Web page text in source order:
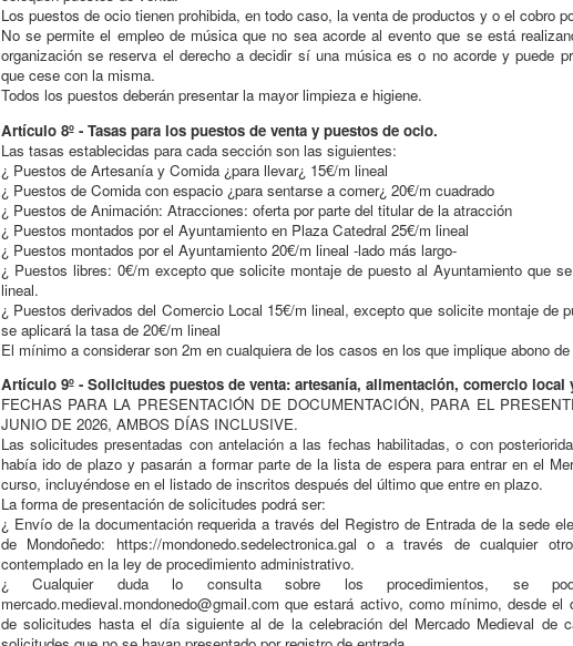
Los puestos de ocio tienen prohibida, en todo caso, la venta de productos y o el cobro
No se permite el empleo de música que no sea acorde al evento que se está
organización se reserva el derecho a decidir sí una música es o no acorde y puede
que cese con la misma.
Todos los puestos deberán presentar la mayor limpieza e higiene.
Artículo 8º - Tasas para los puestos de venta y puestos de ocio.
Las tasas establecidas para cada sección son las siguientes:
¿ Puestos de Artesanía y Comida ¿para llevar¿ 15€/m lineal
¿ Puestos de Comida con espacio ¿para sentarse a comer¿ 20€/m cuadrado
¿ Puestos de Animación: Atracciones: oferta por parte del titular de la atracción
¿ Puestos montados por el Ayuntamiento en Plaza Catedral 25€/m lineal
¿ Puestos montados por el Ayuntamiento 20€/m lineal -lado más largo-
¿ Puestos libres: 0€/m excepto que solicite montaje de puesto al Ayuntamiento que
lineal.
¿ Puestos derivados del Comercio Local 15€/m lineal, excepto que solicite montaje de
se aplicará la tasa de 20€/m lineal
El mínimo a considerar son 2m en cualquiera de los casos en los que implique abono
Artículo 9º - Solicitudes puestos de venta: artesanía, alimentación, comercio local
FECHAS PARA LA PRESENTACIÓN DE DOCUMENTACIÓN, PARA EL
JUNIO DE 2026, AMBOS DÍAS INCLUSIVE.
Las solicitudes presentadas con antelación a las fechas habilitadas, o con
había ido de plazo y pasarán a formar parte de la lista de espera para entrar en el
curso, incluyéndose en el listado de inscritos después del último que entre en plazo.
La forma de presentación de solicitudes podrá ser:
¿ Envío de la documentación requerida a través del Registro de Entrada de la sede
de Mondoñedo: https://mondonedo.sedelectronica.gal o a través de cualquier
contemplado en la ley de procedimiento administrativo.
¿ Cualquier duda lo consulta sobre los procedimientos, se
mercado.medieval.mondonedo@gmail.com que estará activo, como mínimo, desde
de solicitudes hasta el día siguiente al de la celebración del Mercado Medieval de